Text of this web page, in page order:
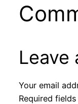
Leave
Your email
Required